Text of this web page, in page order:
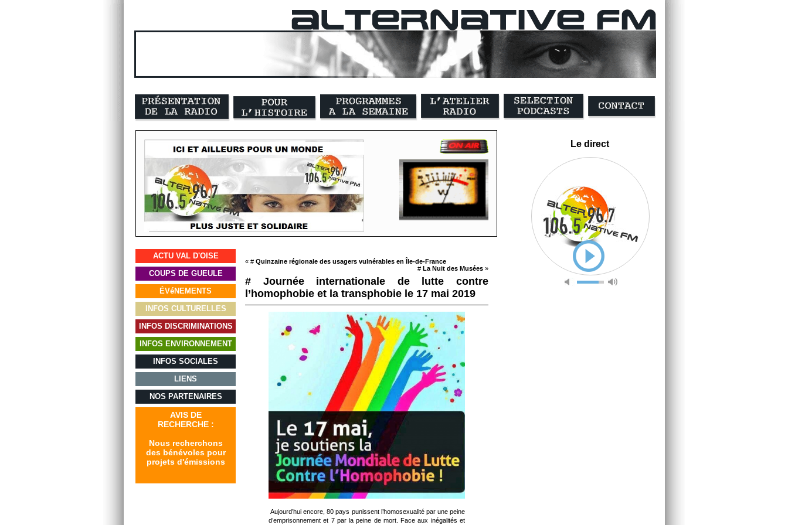
Le direct
ACTU VAL D'OISE
COUPS DE GUEULE
ÉVéNEMENTS
INFOS CULTURELLES
INFOS DISCRIMINATIONS
INFOS ENVIRONNEMENT
INFOS SOCIALES
LIENS
NOS PARTENAIRES
AVIS DE
RECHERCHE :
Nous recherchons
des bénévoles pour
projets d'émissions
« # Quinzaine régionale des usagers vulnérables en Île-de-France
# La Nuit des Musées »
# Journée internationale de lutte contre
l’homophobie et la transphobie le 17 mai 2019
Aujourd’hui encore, 80 pays punissent l’homosexualité par une peine
d’emprisonnement et 7 par la peine de mort. Face aux inégalités et